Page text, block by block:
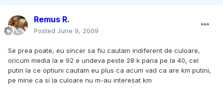
Remus R.
Posted June 9, 2009
Se prea poate, eu sincer sa fiu cautam indiferent de culoare,
oricum media la e 92 e undeva peste 28 k pana pe la 40, cel
putin la ce optiuni cautam eu plus ca acum vad ca are km putini,
pe mine ca si la culoare nu m-au interesat km